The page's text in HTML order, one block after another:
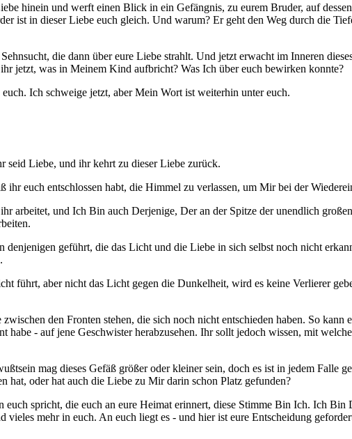
hinein und werft einen Blick in ein Gefängnis, zu eurem Bruder, auf
ist in dieser Liebe euch gleich. Und warum? Er geht den Weg durch die
die dann über eure Liebe strahlt. Und jetzt erwacht im Inneren
jetzt, was in Meinem Kind aufbricht? Was Ich über euch bewirken konnte?
Ich schweige jetzt, aber Mein Wort ist weiterhin unter euch.
seid Liebe, und ihr kehrt zu dieser Liebe zurück.
euch entschlossen habt, die Himmel zu verlassen, um Mir bei der
arbeitet, und Ich Bin auch Derjenige, Der an der Spitze der unendlich
geführt, die das Licht und die Liebe in sich selbst noch nicht
führt, aber nicht das Licht gegen die Dunkelheit, wird es keine Verlierer
den Fronten stehen, die sich noch nicht entschieden haben. So
habe - auf jene Geschwister herabzusehen. Ihr sollt jedoch wissen, mit
mag dieses Gefäß größer oder kleiner sein, doch es ist in jedem Falle
hat, oder hat auch die Liebe zu Mir darin schon Platz gefunden?
spricht, die euch an eure Heimat erinnert, diese Stimme Bin Ich. Ich
vieles mehr in euch. An euch liegt es - und hier ist eure Entscheidung